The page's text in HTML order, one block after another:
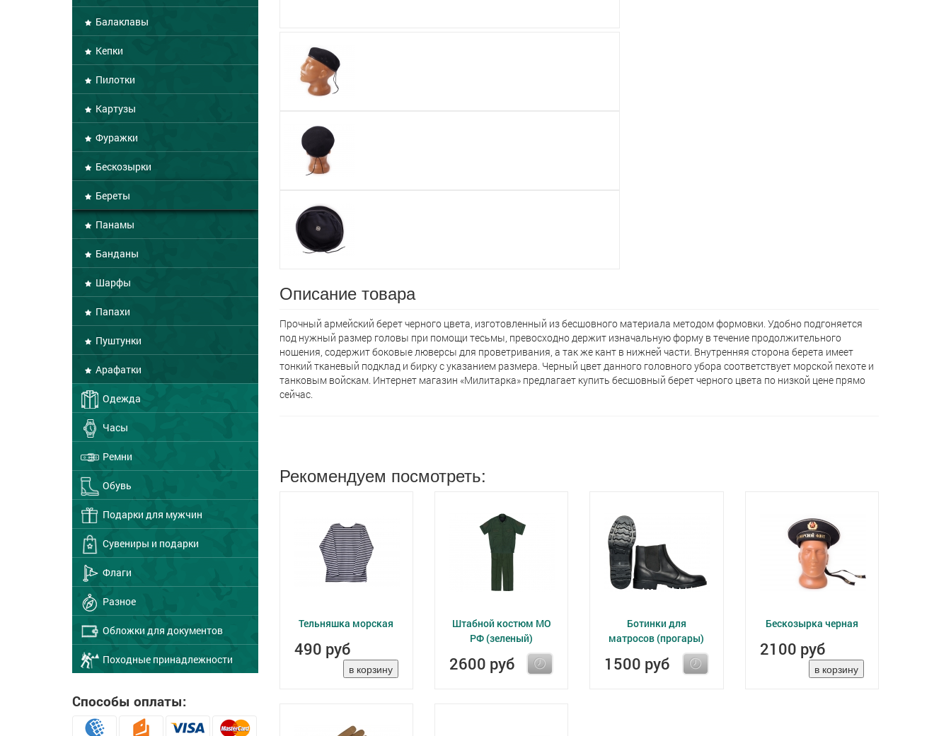
Балаклавы
Кепки
Пилотки
Картузы
Фуражки
Бескозырки
Береты
Панамы
Банданы
Шарфы
Папахи
Пуштунки
Арафатки
Одежда
Часы
Ремни
Обувь
Подарки для мужчин
Сувениры и подарки
Флаги
Разное
Обложки для документов
Походные принадлежности
Способы оплаты:
Описание товара
Прочный армейский берет черного цвета, изготовленный из бесшовного материала методом формовки. Удобно подгоняется
под нужный размер головы при помощи тесьмы, превосходно держит изначальную форму в течение продолжительного
ношения, содержит боковые люверсы для проветривания, а так же кант в нижней части. Внутренняя сторона берета имеет
тонкий тканевый подклад и бирку с указанием размера. Черный цвет данного головного убора соответствует морской пехоте и
танковым войскам. Интернет магазин «Милитарка» предлагает кyпить бесшовный берет черного цвета по низкой цене прямо
сейчас.
Рекомендуем посмотреть:
Тельняшка морская
490 руб
Штабной костюм МО
РФ (зеленый)
2600 руб
Ботинки для
матросов (прогары)
1500 руб
Бескозырка черная
2100 руб